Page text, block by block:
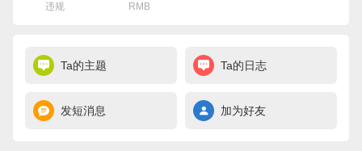
违规 RMB
Ta的主题 Ta的日志
发短消息 加为好友